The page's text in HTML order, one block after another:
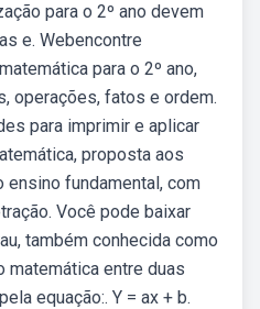
para o 2º ano devem
e. Webencontre
para o 2º ano,
operações, fatos e ordem.
para imprimir e aplicar
proposta aos
ensino fundamental, com
Você pode baixar
também conhecida como
matemática entre duas
equação:. Y = ax + b.